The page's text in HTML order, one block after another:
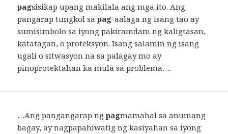
pagsisikap upang makilala ang mga ito. Ang
pangarap tungkol sapag-aalaga ng isang tao ay
sumisimbolo sa iyong pakiramdam ng kaligtasan,
katatagan, o proteksyon. Isang salamin ng isang
ugali o sitwasyon na sa palagay mo ay
pinoprotektahan ka mula sa problema….
…Ang pangangarap ngpagmamahal sa anumang
bagay, ay nagpapahiwatig ng kasiyahan sa iyong